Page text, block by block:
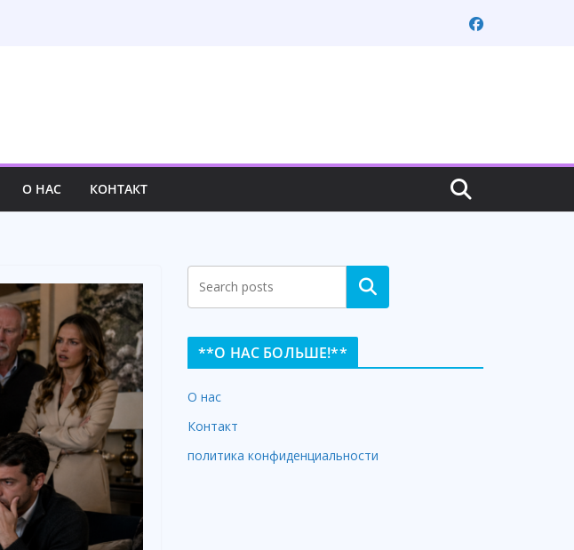
О НАС КОНТАКТ
Search
**О НАС БОЛЬШЕ!**
О нас
Контакт
политика конфиденциальности